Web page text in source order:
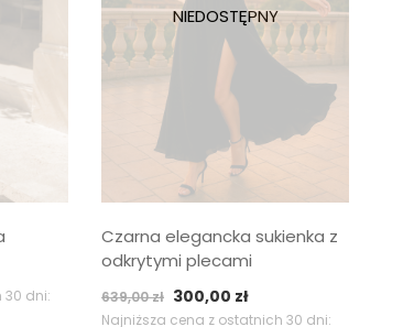
30 dni:
Czarna elegancka sukienka z
odkrytymi plecami
639,00zł Pierwotna
cena
300,00 złAktualna
cena
Najniższa cena z ostatnich 30 dni: